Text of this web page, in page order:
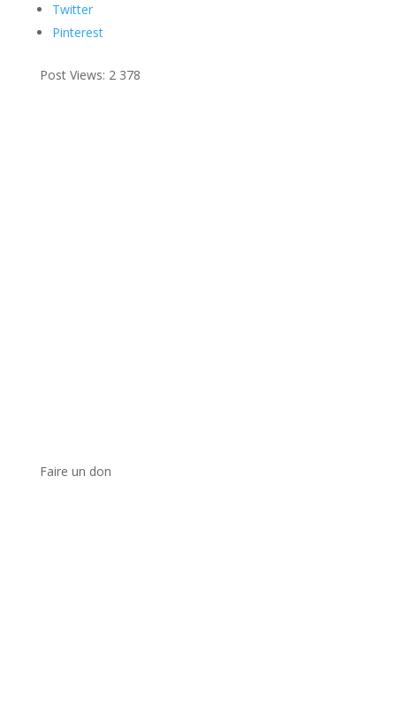
Twitter
Pinterest
Post Views: 2 378
Faire un don